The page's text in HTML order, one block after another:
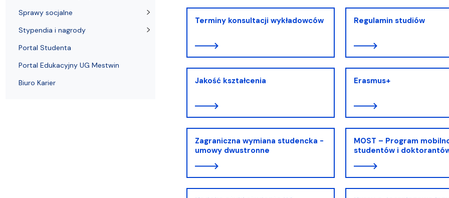
Terminy konsultacji wykładowców Regulamin studiów
Jakość kształcenia Erasmus+
Zagraniczna wymiana studencka -
umowy dwustronne
MOST – Program
studentów i
Sprawy socjalne
Stypendia i nagrody
Portal Studenta
Portal Edukacyjny UG Mestwin
Biuro Karier